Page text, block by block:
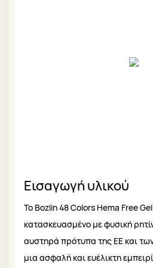
Εισαγωγή υλικού
Το Bozlin 48 Colors Hema Free Gel
κατασκευασμένο με φυσική
αυστηρά πρότυπα της ΕΕ και
μια ασφαλή και ευέλικτη